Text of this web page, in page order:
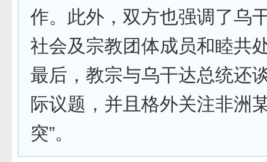
作。此外，双方也强调了乌
社会及宗教团体成员和睦共
最后，教宗与乌干达总统还
际议题，并且格外关注非洲
突”。